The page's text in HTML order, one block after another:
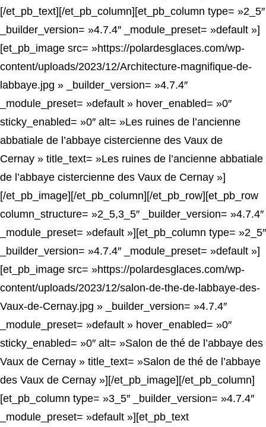
[/et_pb_text][/et_pb_column][et_pb_column type= »2_5″
_builder_version= »4.7.4″ _module_preset= »default »]
[et_pb_image src= »https://polardesglaces.com/wp-
content/uploads/2023/12/Architecture-magnifique-de-
labbaye.jpg » _builder_version= »4.7.4″
_module_preset= »default » hover_enabled= »0″
sticky_enabled= »0″ alt= »Les ruines de l’ancienne
abbatiale de l’abbaye cistercienne des Vaux de
Cernay » title_text= »Les ruines de l’ancienne abbatiale
de l’abbaye cistercienne des Vaux de Cernay »]
[/et_pb_image][/et_pb_column][/et_pb_row][et_pb_row
column_structure= »2_5,3_5″ _builder_version= »4.7.4″
_module_preset= »default »][et_pb_column type= »2_5″
_builder_version= »4.7.4″ _module_preset= »default »]
[et_pb_image src= »https://polardesglaces.com/wp-
content/uploads/2023/12/salon-de-the-de-labbaye-des-
Vaux-de-Cernay.jpg » _builder_version= »4.7.4″
_module_preset= »default » hover_enabled= »0″
sticky_enabled= »0″ alt= »Salon de thé de l’abbaye des
Vaux de Cernay » title_text= »Salon de thé de l’abbaye
des Vaux de Cernay »][/et_pb_image][/et_pb_column]
[et_pb_column type= »3_5″ _builder_version= »4.7.4″
_module_preset= »default »][et_pb_text